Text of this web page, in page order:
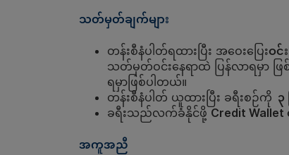
သတ်မှတ်ချက်များ
တန်းစီနံပါတ်ရထားပြီး အဝေးပြေးဝင်
သတ်မှတ်ဝင်းနေရာထဲ ပြန်လာရမှာ ဖြ
ရမှာဖြစ်ပါတယ်။
တန်းစီနံပါတ် ယူထားပြီး ခရီးစဉ်ကို
ခရီးသည်လက်ခံနိုင်ဖို့ Credit
အကူအညီ